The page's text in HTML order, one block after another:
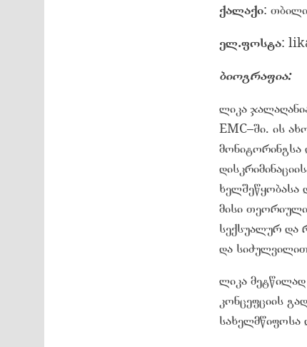
ქალაქი:
ელ.ფოსტა:
ბიოგრაფია:
ლიკა
EMC–ში. ის
მონიტორინგსა
ხელშეწყობასა
მისი
სექსუალურ და
და
ლიკა მეტწილად
კონცეფციის
სახელმწიფოსა